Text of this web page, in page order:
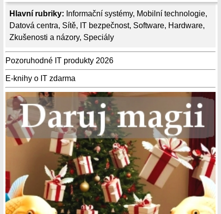
Hlavní rubriky: Informační systémy, Mobilní technologie,
Datová centra, Sítě, IT bezpečnost, Software, Hardware,
Zkušenosti a názory, Speciály
Pozoruhodné IT produkty 2026
E-knihy o IT zdarma